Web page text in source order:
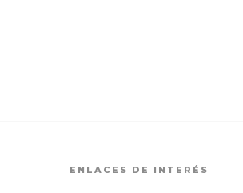
ENLACES DE INTERÉS